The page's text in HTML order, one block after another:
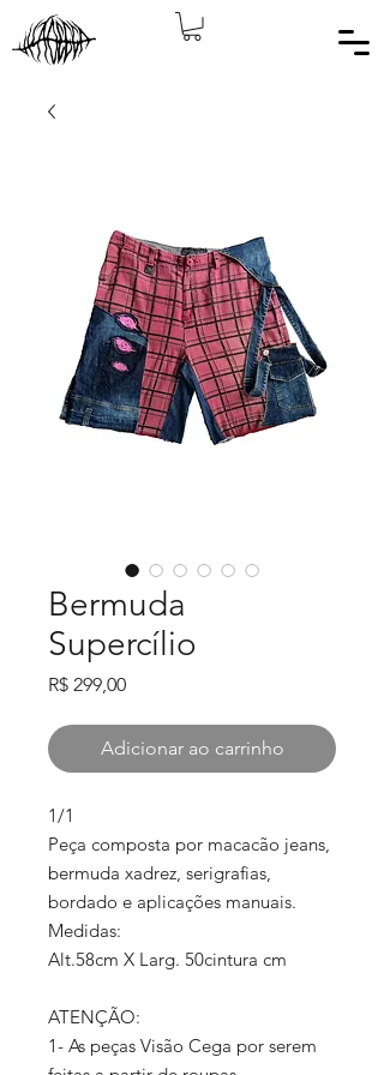
Bermuda
Supercílio
R$ 299,00Preço
Adicionar ao carrinho
1/1
Peça composta por macacão jeans,
bermuda xadrez, serigrafias,
bordado e aplicações manuais.
Medidas:
Alt.58cm X Larg. 50cintura cm
ATENÇÃO:
1- As peças Visão Cega por serem